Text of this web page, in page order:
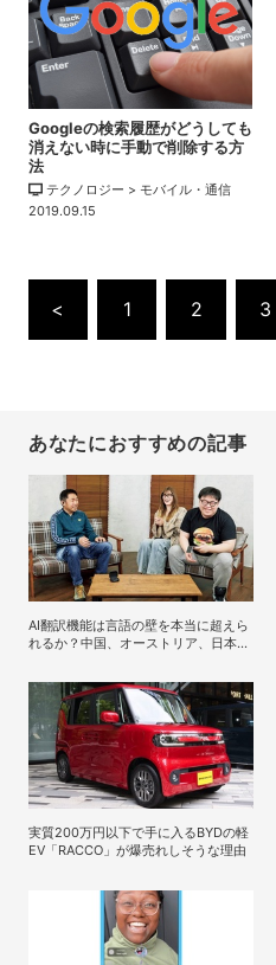
Googleの検索履歴がどうしても
消えない時に手動で削除する方
法
テクノロジー > モバイル・通信
2019.09.15
< 1 2 3
あなたにおすすめの記事
AI翻訳機能は言語の壁を本当に超えら
れるか？中国、オーストリア、日本の
実質200万円以下で手に入るBYDの軽
EV「RACCO」が爆売れしそうな理由